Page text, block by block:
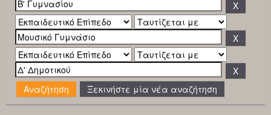
Ξεκινήστε μία νέα αναζήτηση